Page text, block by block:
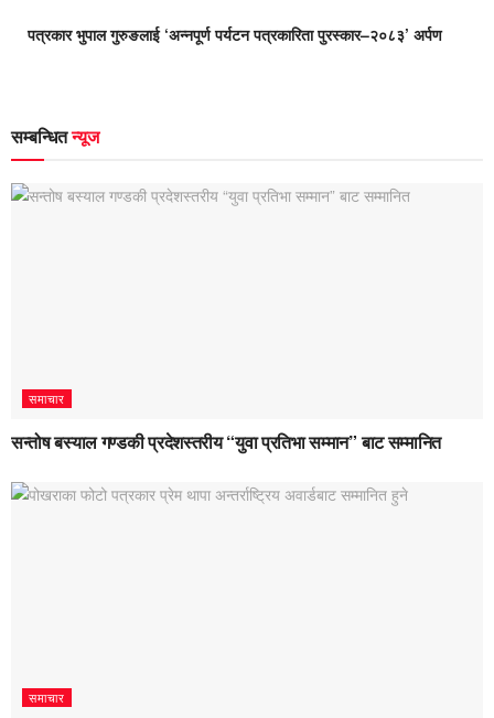
पत्रकार भुपाल गुरुङलाई ‘अन्नपूर्ण पर्यटन पत्रकारिता पुरस्कार–२०८३’ अर्पण
सम्बन्धितन्यूज
समाचार
सन्तोष बस्याल गण्डकी प्रदेशस्तरीय “युवा प्रतिभा सम्मान” बाट सम्मानित
समाचार